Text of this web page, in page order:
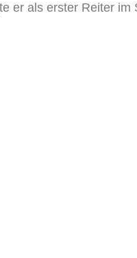
er als erster Reiter im